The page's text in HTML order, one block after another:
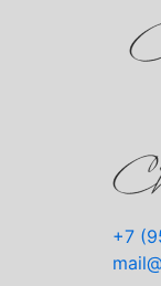
+7